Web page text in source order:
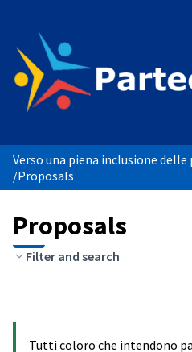
Verso una piena inclusione
/Proposals
Proposals
Filter and search
Tutti coloro che intendono